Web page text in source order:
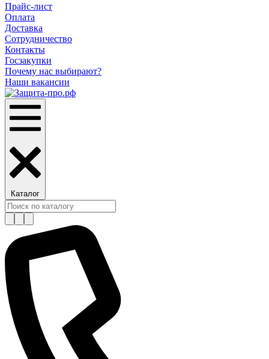
Прайс-лист
Оплата
Доставка
Сотрудничество
Контакты
Госзакупки
Почему нас выбирают?
Наши вакансии
Каталог